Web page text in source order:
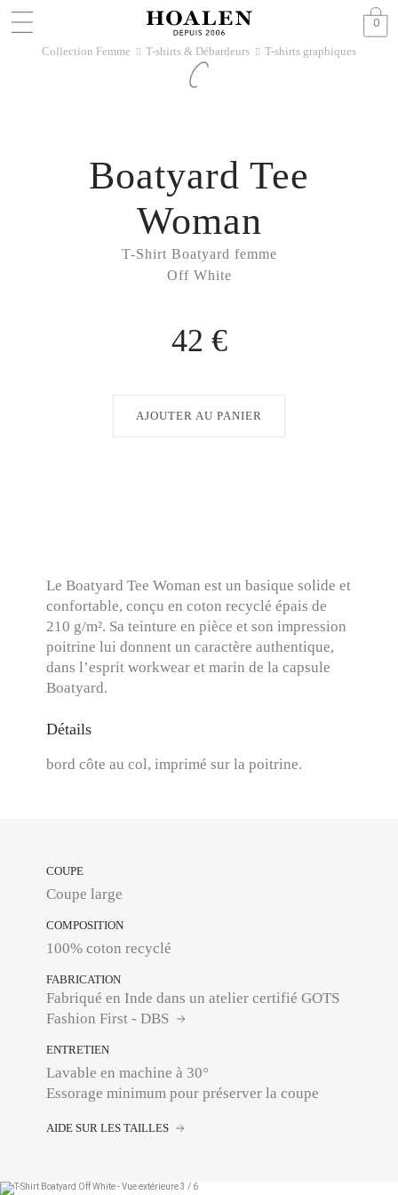
0
Collection Femme 􀆊 T-shirts & Débardeurs 􀆊 T-shirts graphiques
T-Shirt Boatyard femme
Off White
Boatyard Tee
Woman
42 €
AJOUTER AU PANIER
Le Boatyard Tee Woman est un basique solide et
confortable, conçu en coton recyclé épais de
210 g/m². Sa teinture en pièce et son impression
poitrine lui donnent un caractère authentique,
dans l’esprit workwear et marin de la capsule
Boatyard.
Détails
bord côte au col, imprimé sur la poitrine.
COUPE
Coupe large
COMPOSITION
100% coton recyclé
FABRICATION
Fabriqué en Inde dans un atelier certifié GOTS
Fashion First - DBS
ENTRETIEN
Lavable en machine à 30°
Essorage minimum pour préserver la coupe
AIDE SUR LES TAILLES